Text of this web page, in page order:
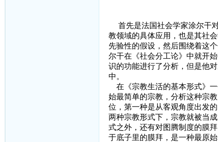
首先是法国社会学家涂尔干
教领域的具体应用，也是其社
先验性的假设，然后围绕着这
尔干在《社会分工论》中就开
识的功能进行了分析，但是他
中。
在《宗教生活的基本形式》一
始最简单的宗教，分析这种宗
位，第一种是从客观角度出发
两种宗教形式下，宗教就被当
式之外，还有对图腾制度的膜
于底子里的膜拜，是一种最原